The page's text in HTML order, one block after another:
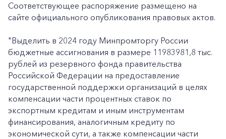
Соответствующее распоряжение размещено на
сайте официального опубликования правовых актов.
"Выделить в 2024 году Минпромторгу России
бюджетные ассигнования в размере 11983981,8 тыс.
рублей из резервного фонда правительства
Российской Федерации на предоставление
государственной поддержки организаций в целях
компенсации части процентных ставок по
экспортным кредитам и иным инструментам
финансирования, аналогичным кредиту по
экономической сути, а также компенсации части